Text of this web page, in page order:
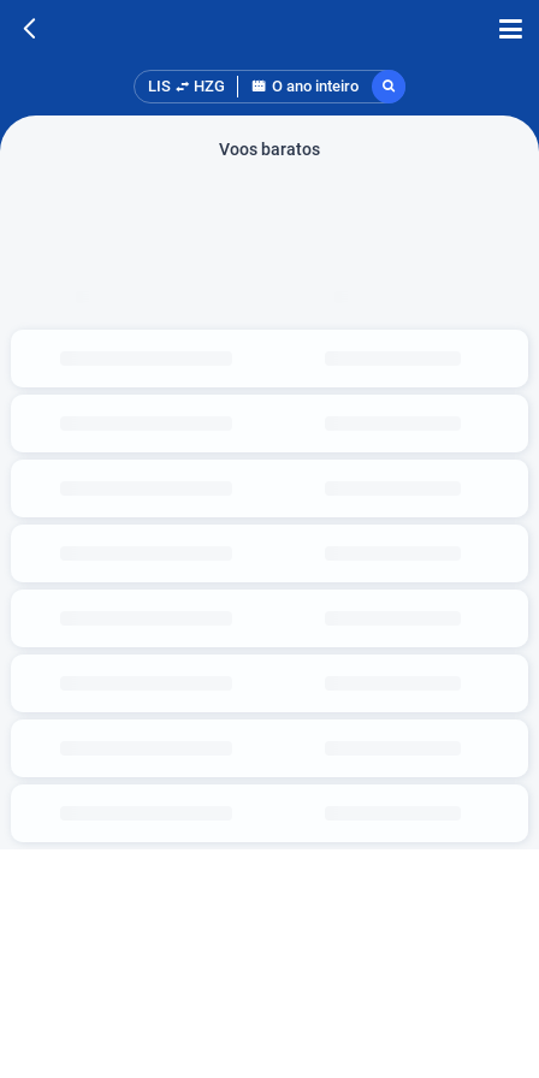
LIS HZG O ano inteiro
Voos baratos